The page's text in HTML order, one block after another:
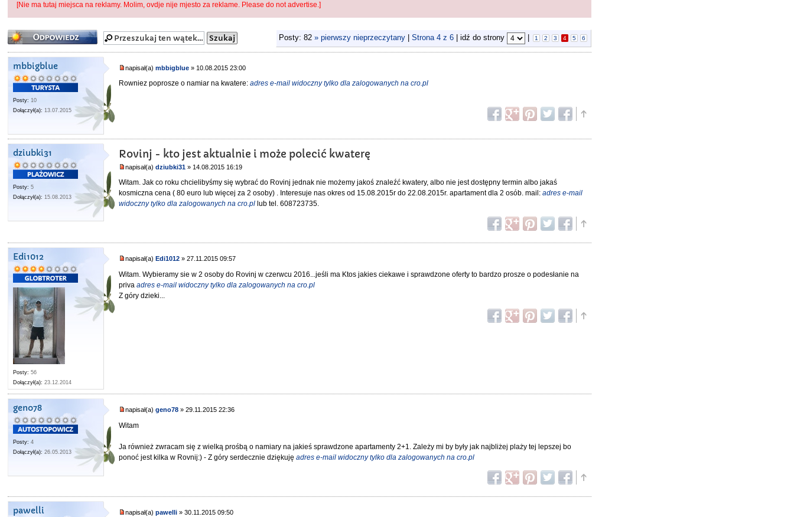
[Nie ma tutaj miejsca na reklamy. Molim, ovdje nije mjesto za reklame. Please do not advertise.]
Odpowiedz Posty: 82 » pierwszy nieprzeczytany| Strona 4z 6| idź do strony 1 2 3 4 5 6
mbbigblue
Posty: 10
Dołączył(a): 13.07.2015
napisał(a)mbbigblue » 10.08.2015 23:00
Rowniez poprosze o namiar na kwatere:adres e-mail widoczny tylko dla zalogowanych na cro.pl
dziubki31
Posty: 5
Dołączył(a): 15.08.2013
Rovinj - kto jest aktualnie i może polecić kwaterę
napisał(a)dziubki31 » 14.08.2015 16:19
Witam. Jak co roku chcielibyśmy się wybrać do Rovinj jednak nie możemy jakoś znaleźć kwatery, albo nie jest dostępny termin albo jakaś
kosmiczna cena ( 80 euro lub więcej za 2 osoby) . Interesuje nas okres od 15.08.2015r do 22.08.2015r. apartament dla 2 osób. mail:adres e-mail
widoczny tylko dla zalogowanych na cro.pl lub tel. 608723735.
Edi1012
Posty: 56
Dołączył(a): 23.12.2014
napisał(a) Edi1012 » 27.11.2015 09:57
Witam. Wybieramy sie w 2 osoby do Rovinj w czerwcu 2016...jeśli ma Ktos jakies ciekawe i sprawdzone oferty to bardzo prosze o podesłanie na
privaadres e-mail widoczny tylko dla zalogowanych na cro.pl
Z góry dzieki...
geno78
Posty: 4
Dołączył(a): 26.05.2013
napisał(a)geno78 » 29.11.2015 22:36
Witam
Ja również zwracam się z wielką prośbą o namiary na jakieś sprawdzone apartamenty 2+1. Zależy mi by były jak najbliżej plaży tej lepszej bo
ponoć jest kilka w Rovnij:) - Z góry serdecznie dziękujęadres e-mail widoczny tylko dla zalogowanych na cro.pl
pawelli napisał(a)pawelli » 30.11.2015 09:50